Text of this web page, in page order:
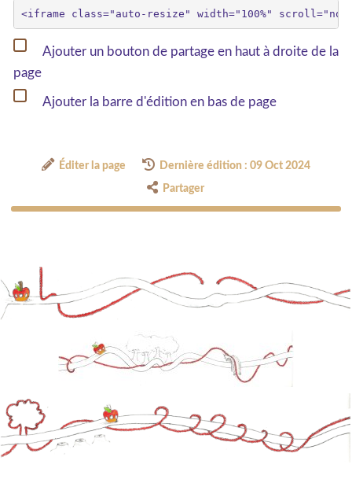
Ajouter un bouton de partage en haut à droite de la
page
Ajouter la barre d'édition en bas de page
Éditer la page Dernière édition : 09 Oct 2024
Partager